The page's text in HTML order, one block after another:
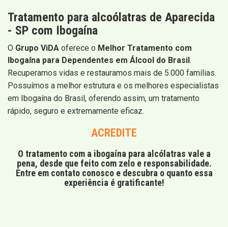
Tratamento para alcoólatras de Aparecida
- SP com Ibogaína
O Grupo ViDA oferece o Melhor Tratamento com
Ibogaína para Dependentes em Álcool do Brasil .
Recuperamos vidas e restauramos mais de 5.000 famílias.
Possuímos a melhor estrutura e os melhores especialistas
em Ibogaína do Brasil, oferendo assim, um tratamento
rápido, seguro e extremamente eficaz.
ACREDITE
O tratamento com a ibogaína para alcólatras vale a
pena, desde que feito com zelo e responsabilidade.
Entre em contato conosco e descubra o quanto essa
experiência é gratificante!